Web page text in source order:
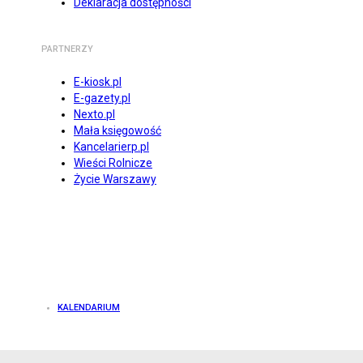
PARTNERZY
E-kiosk.pl
E-gazety.pl
Nexto.pl
Mała księgowość
Kancelarierp.pl
Wieści Rolnicze
Życie Warszawy
KALENDARIUM